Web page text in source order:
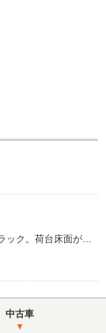
フラットな荷台床面とフロア長2030mmを実現した軽トラック。荷台床面が低く設定され、荷物の積み降ろしの作業性も向上している。また、悪路走破性に優れたショートホイールベースが採用されることで、クラストップレベルの最小回転半径3.6mを実現している。シート下にタイヤハウスが配置され、広い足元空間も確保されている。農繁仕様などには、レバー操作で替えられる「高低速2段切り替え式パートタイム4WD」が採用。片輪が空回りした場合などに効果を発揮するデフロックも備わっている。エンジンは、660ccの新世代R06Aユニットで、5MTと3ATが選択できる（2013.12）
中古車